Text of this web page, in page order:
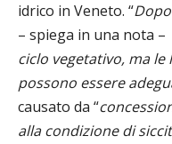
idrico in Veneto. “D
– spiega in una nota –
ciclo vegetativo, ma
possono essere
causato da “
alla condizione di